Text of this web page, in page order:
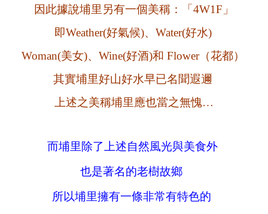
因此據說埔里另有一個美稱：「4W1F」
即Weather(好氣候)、Water(好水)
Woman(美女)、Wine(好酒)和 Flower（花都）
其實埔里好山好水早已名聞遐邇
上述之美稱埔里應也當之無愧…
而埔里除了上述自然風光與美食外
也是著名的老樹故鄉
所以埔里擁有一條非常有特色的